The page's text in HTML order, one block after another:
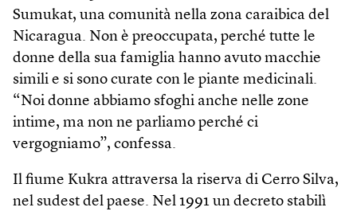
Sumukat, una comunità nella zona caraibica del
Nicaragua. Non è preoccupata, perché tutte le
donne della sua famiglia hanno avuto macchie
simili e si sono curate con le piante medicinali.
“Noi donne abbiamo sfoghi anche nelle zone
intime, ma non ne parliamo perché ci
vergogniamo”, confessa.
Il fiume Kukra attraversa la riserva di Cerro Silva,
nel sudest del paese. Nel 1991 un decreto stabilì